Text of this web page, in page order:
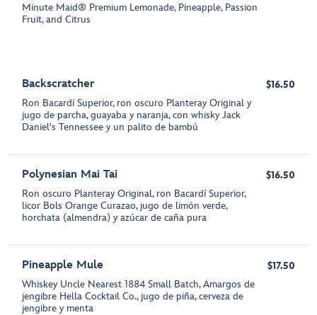
Minute Maid® Premium Lemonade, Pineapple, Passion
Fruit, and Citrus
Backscratcher
Ron Bacardí Superior, ron oscuro Planteray Original y
jugo de parcha, guayaba y naranja, con whisky Jack
Daniel's Tennessee y un palito de bambú
$16.50
Polynesian Mai Tai
Ron oscuro Planteray Original, ron Bacardí Superior,
licor Bols Orange Curazao, jugo de limón verde,
horchata (almendra) y azúcar de caña pura
$16.50
Pineapple Mule
Whiskey Uncle Nearest 1884 Small Batch, Amargos de
jengibre Hella Cocktail Co., jugo de piña, cerveza de
jengibre y menta
$17.50